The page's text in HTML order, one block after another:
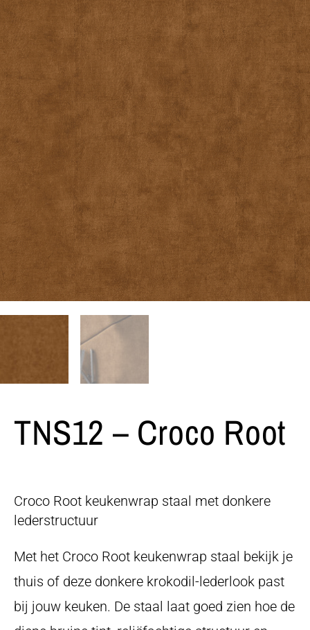
TNS12 – Croco Root
Croco Root keukenwrap staal met donkere
lederstructuur
Met het Croco Root keukenwrap staal bekijk je
thuis of deze donkere krokodil-lederlook past
bij jouw keuken. De staal laat goed zien hoe de